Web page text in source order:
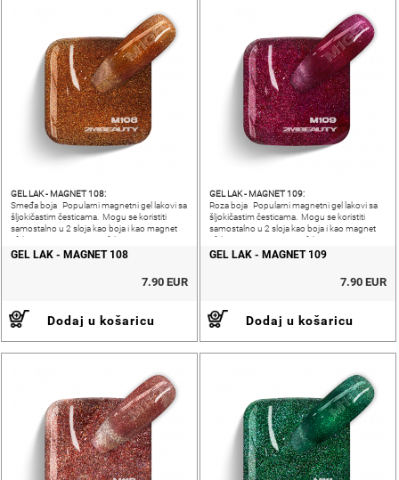
GEL LAK - MAGNET 108:
Smeđa boja Popularni magnetni gel lakovi sa
šljokičastim česticama. Mogu se koristiti
samostalno u 2 sloja kao boja i kao magnet
efekt.CAT EYE i VELVET efekt.
GEL LAK - MAGNET 108
7.90 EUR
Dodaj u košaricu
GEL LAK - MAGNET 109:
Roza boja Popularni magnetni gel lakovi sa
šljokičastim česticama. Mogu se koristiti
samostalno u 2 sloja kao boja i kao magnet
efekt.CAT EYE i VELVET efekt.
GEL LAK - MAGNET 109
7.90 EUR
Dodaj u košaricu